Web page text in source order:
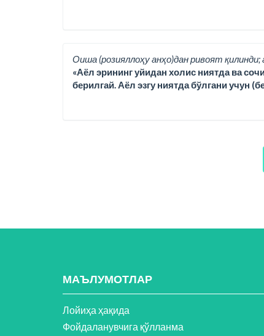
Оиша (розияллоҳу анҳо)дан ривоят
«Аёл эрининг уйидан холис ниятда ва
берилгай. Аёл эзгу ниятда бўлгани учун
МАЪЛУМОТЛАР
Лойиҳа ҳақида
Фойдаланувчига қўлланма